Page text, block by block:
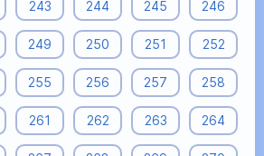
243 244 245 246
249 250 251 252
255 256 257 258
261 262 263 264